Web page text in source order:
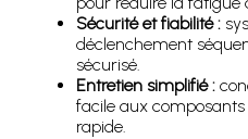
Sécurité et fiabilité :
déclenchement
sécurisé.
Entretien simplifié :
facile aux
rapide.